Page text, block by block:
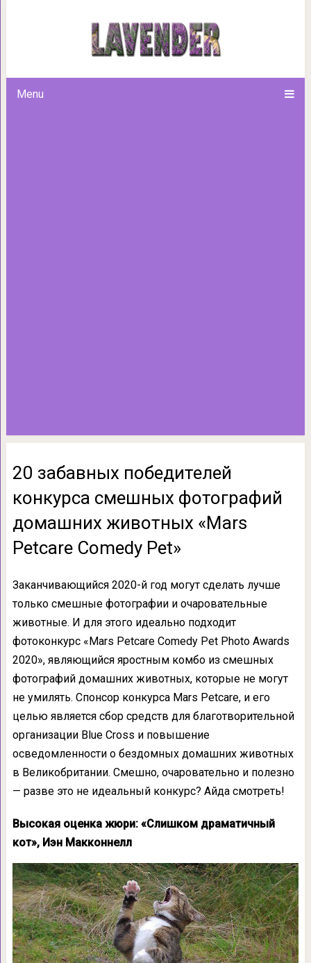
Menu
20 забавных победителей
домашних животных
20 забавных победителей
конкурса смешных фотографий
домашних животных «Mars
Petcare Comedy Pet»
Заканчивающийся 2020-й год могут сделать лучше
только смешные фотографии и очаровательные
животные. И для этого идеально подходит
фотоконкурс «Mars Petcare Comedy Pet Photo Awards
2020», являющийся яростным комбо из смешных
фотографий домашних животных, которые не могут
не умилять. Спонсор конкурса Mars Petcare, и его
целью является сбор средств для благотворительной
организации Blue Cross и повышение
осведомленности о бездомных домашних животных
в Великобритании. Смешно, очаровательно и полезно
— разве это не идеальный конкурс? Айда смотреть!
Высокая оценка жюри: «Слишком драматичный
кот», Иэн Макконнелл